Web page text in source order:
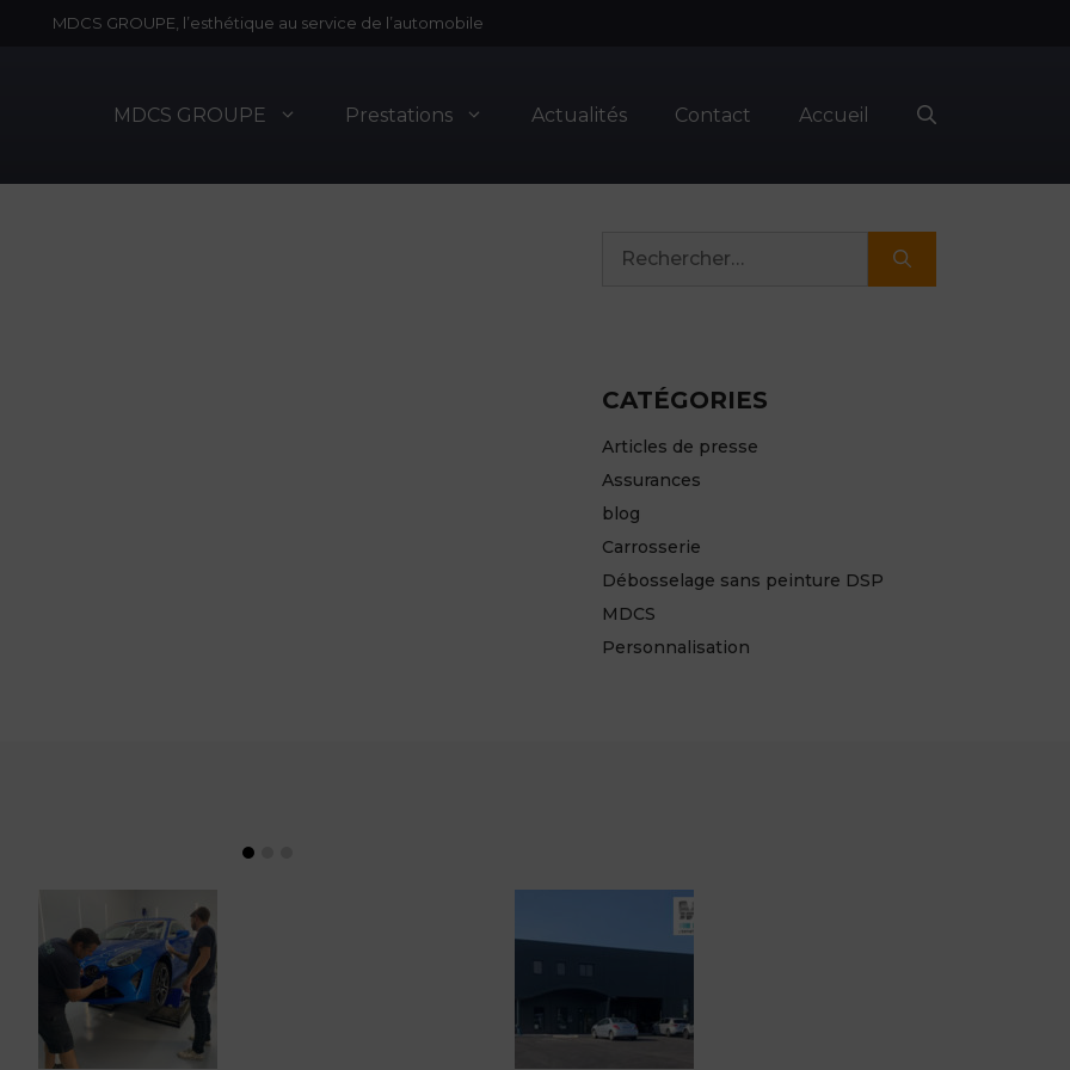
MDCS GROUPE, l’esthétique au service de l’automobile
MDCS GROUPE Prestations Actualités Contact Accueil
CATÉGORIES
Articles de presse
Assurances
blog
Carrosserie
Débosselage sans peinture DSP
MDCS
Personnalisation